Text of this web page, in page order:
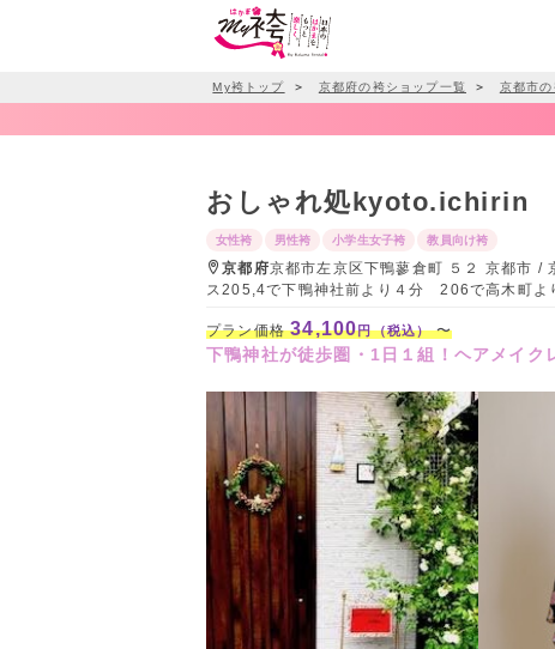
My袴トップ ＞ 京都府の袴ショップ一覧 ＞ 京都市
おしゃれ処kyoto.ichirin
女性袴 男性袴 小学生女子袴 教員向け袴
京都府京都市左京区下鴨蓼倉町 ５２ 京都市
ス205,4で下鴨神社前より４分 206で高木町
プラン価格34,100円（税込）〜
下鴨神社が徒歩圏・1日１組！ヘアメイク